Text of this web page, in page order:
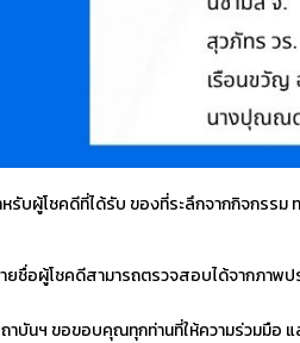
รับผู้โชคดีที่ได้รับ ของที่ระลึกจากกิจกรรม
ยชื่อผู้โชคดีสามารถตรวจสอบได้จากภาพ
าบันฯ ขอขอบคุณทุกท่านที่ให้ความร่วมมือ